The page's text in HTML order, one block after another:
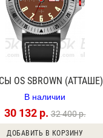
OS SBROWN (АТТАШЕ)
В наличии
30 132 р.32 400 р.
ДОБАВИТЬ В КОРЗИНУ